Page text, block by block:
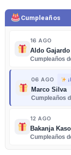
Cumpleaños
16 AGO
Aldo Gajardo
Cumpleaños
06 AGO
Marco Silva
Cumpleaños
12 AGO
Bakanja
Cumpleaños